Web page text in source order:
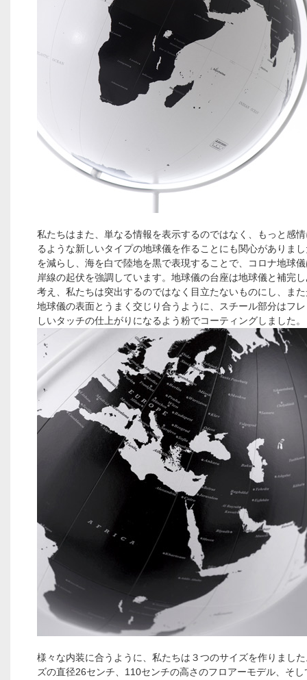
私たちはまた、単なる情報を表示するのではなく、もっと感
るような新しいタイプの地球儀を作ることにも関心がありま
を減らし、海を白で陸地を黒で表現することで、コロナ地球
岸線の起伏を強調しています。地球儀の台座は地球儀と補完
考え、私たちは突出するのではなく目立たないものにし、ま
地球儀の表面とうまく交じり合うように、スチール部分はフ
しいタッチの仕上がりになるよう粉でコーティングしました。
様々な内装に合うように、私たちは３つのサイズを作りまし
ズの直径26センチ、110センチの高さのフロアーモデル、そ